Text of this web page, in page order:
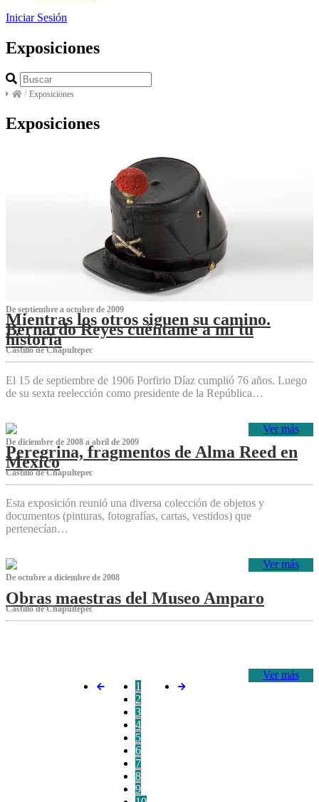
Iniciar Sesión
Exposiciones
/ Exposiciones
Exposiciones
De septiembre a octubre de 2009
Mientras los otros siguen su camino.
Bernardo Reyes cuéntame a mí tu
historia
Castillo de Chapultepec
El 15 de septiembre de 1906 Porfirio Díaz cumplió 76 años. Luego
de su sexta reelección como presidente de la República…
Ver más
De diciembre de 2008 a abril de 2009
Peregrina, fragmentos de Alma Reed en
México
Castillo de Chapultepec
Esta exposición reunió una diversa colección de objetos y
documentos (pinturas, fotografías, cartas, vestidos) que
pertenecían…
Ver más
De octubre a diciembre de 2008
Obras maestras del Museo Amparo
Castillo de Chapultepec
Ver más
1
2
3
4
5
6
7
8
9